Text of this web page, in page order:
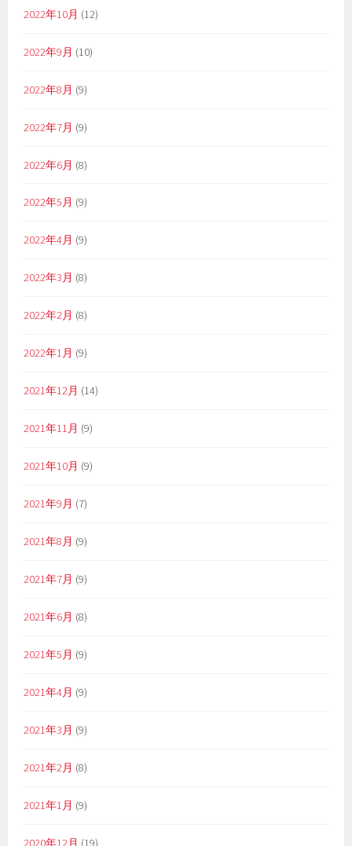
2022年10月 (12)
2022年9月 (10)
2022年8月 (9)
2022年7月 (9)
2022年6月 (8)
2022年5月 (9)
2022年4月 (9)
2022年3月 (8)
2022年2月 (8)
2022年1月 (9)
2021年12月 (14)
2021年11月 (9)
2021年10月 (9)
2021年9月 (7)
2021年8月 (9)
2021年7月 (9)
2021年6月 (8)
2021年5月 (9)
2021年4月 (9)
2021年3月 (9)
2021年2月 (8)
2021年1月 (9)
2020年12月 (19)